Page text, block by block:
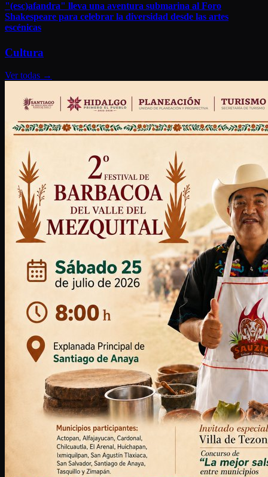
"(esc)afandra" lleva una aventura submarina al Foro
Shakespeare para celebrar la diversidad desde las artes
escénicas
Cultura
Ver todas →